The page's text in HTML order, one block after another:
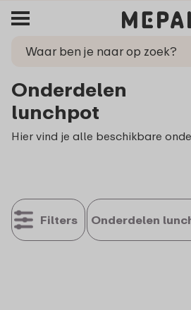
Onderdelen
lunchpot
Filters Onderdelen